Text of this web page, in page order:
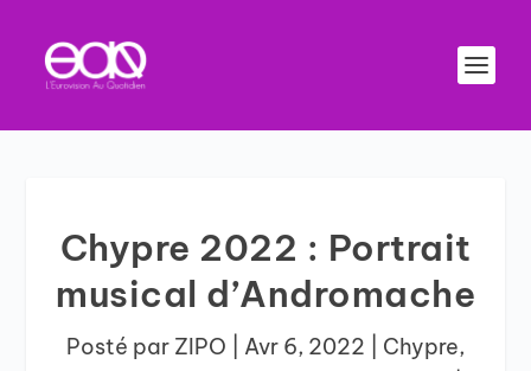
Chypre 2022 : Portrait
musical d’Andromache
Posté par ZIPO Avr 6, 2022 Chypre,